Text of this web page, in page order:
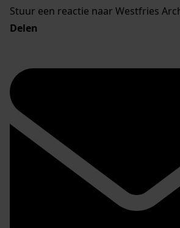
Stuur een reactie naar Westfries
Delen